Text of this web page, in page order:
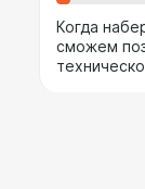
Когда
сможем